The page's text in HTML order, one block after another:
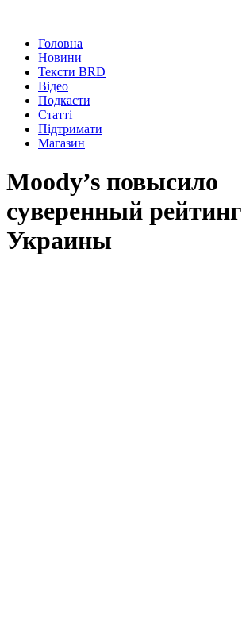
Головна
Новини
Тексти BRD
Відео
Подкасти
Статті
Підтримати
Магазин
Moody’s повысило
суверенный рейтинг
Украины